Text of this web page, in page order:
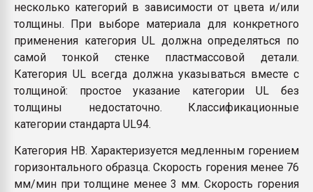
несколько категорий в зависимости от цвета и/или
толщины. При выборе материала для конкретного
применения категория UL должна определяться по
самой тонкой стенке пластмассовой детали.
Категория UL всегда должна указываться вместе с
толщиной: простое указание категории UL без
толщины недостаточно. Классификационные
категории стандарта UL94.
Категория НВ. Характеризуется медленным горением
горизонтального образца. Скорость горения менее 76
мм/мин при толщине менее 3 мм. Скорость горения